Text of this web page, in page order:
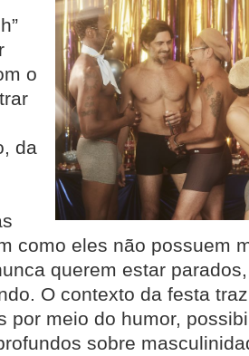
o
da
como eles não possuem
querem estar
O contexto da festa
por meio do humor,
sobre